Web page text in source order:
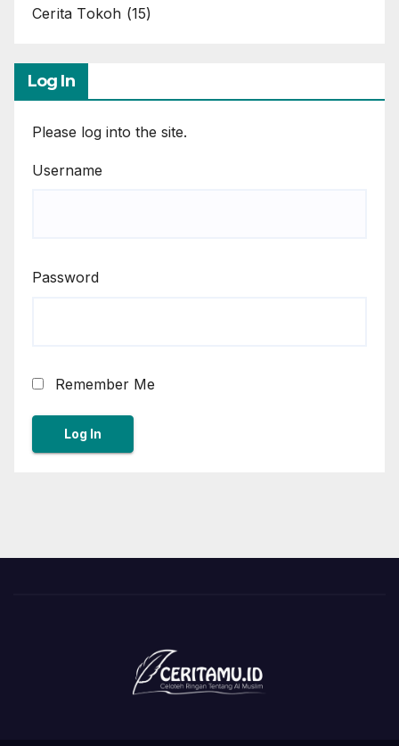
Cerita Tokoh (15)
Log In
Please log into the site.
Username
Password
Remember Me